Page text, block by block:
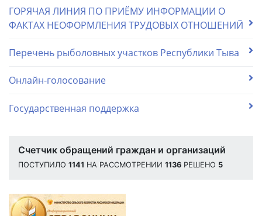
ГОРЯЧАЯ ЛИНИЯ ПО ПРИЁМУ ИНФОРМАЦИИ О
ФАКТАХ НЕОФОРМЛЕНИЯ ТРУДОВЫХ ОТНОШЕНИЙ
Перечень рыболовных участков Республики Тыва
Онлайн-голосование
Государственная поддержка
Счетчик обращений граждан и организаций
ПОСТУПИЛО 1141 НА РАССМОТРЕНИИ 1136 РЕШЕНО 5